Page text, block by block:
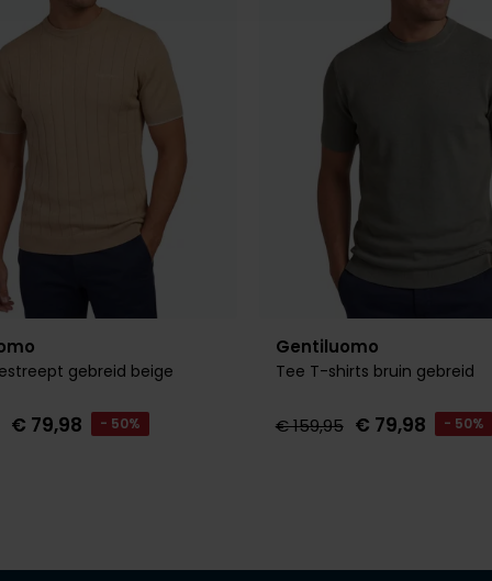
gebreid beige
€ 79,98 - 50%
Gentiluomo
Tee T-shirts bruin gebreid
€ 159,95 € 79,98 - 50%